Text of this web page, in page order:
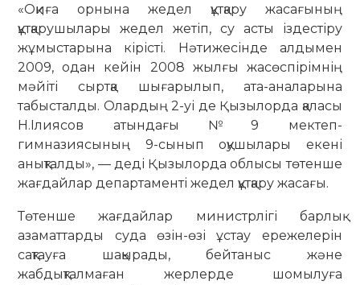
«Оқиға орнына жедел құтқару жасағының
құтқарушылары жедел жетіп, су асты іздестіру
жұмыстарына кірісті. Нәтижесінде алдымен
2009, одан кейін 2008 жылғы жасөспірімнің
мәйіті сыртқа шығарылып, ата-аналарына
табысталды. Олардың 2-уі де Қызылорда қаласы
Н.Ілиясов атындағы № 9 мектеп-
гимназиясының 9-сынып оқушылары екені
анықталды», — деді Қызылорда облысы төтенше
жағдайлар департаменті жедел құтқару жасағы.
Төтенше жағдайлар министрлігі барлық
азаматтарды суда өзін-өзі ұстау ережелерін
сақтауға шақырады, бейтаныс және
жабдықталмаған жерлерде шомылуға